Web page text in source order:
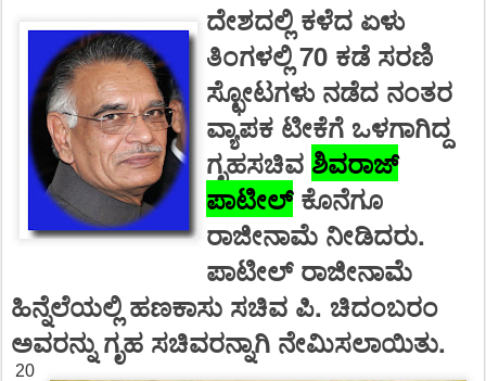
ದೇಶದಲ್ಲಿ ಕಳೆದ ಏಳು
ತಿಂಗಳಲ್ಲಿ 70 ಕಡೆ ಸರಣಿ
ಸ್ಛೋಟಗಳು ನಡೆದ ನಂತರ
ವ್ಯಾಪಕ ಟೀಕೆಗೆ ಒಳಗಾಗಿದ್ದ
ಗೃಹಸಚಿವ ಶಿವರಾಜ್
ಪಾಟೀಲ್ ಕೊನೆಗೂ
ರಾಜೀನಾಮೆ ನೀಡಿದರು.
ಪಾಟೀಲ್ ರಾಜೀನಾಮೆ
ಹಿನ್ನೆಲೆಯಲ್ಲಿ ಹಣಕಾಸು ಸಚಿವ ಪಿ. ಚಿದಂಬರಂ
ಅವರನ್ನು ಗೃಹ ಸಚಿವರನ್ನಾಗಿ ನೇಮಿಸಲಾಯಿತು.
20